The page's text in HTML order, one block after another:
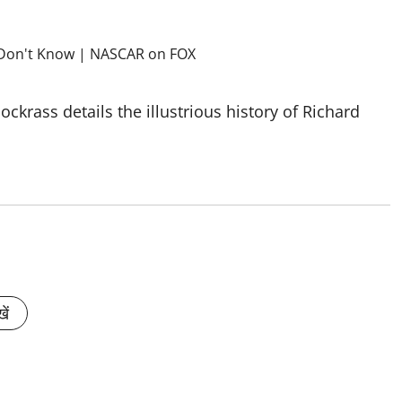
details the illustrious history of Richard